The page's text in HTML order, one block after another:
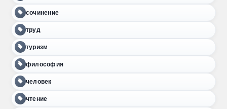
сочинение
труд
туризм
философия
человек
чтение